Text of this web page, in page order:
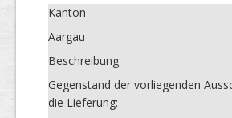
Kanton
Aargau
Beschreibung
Gegenstand der vorliegenden
die Lieferung: